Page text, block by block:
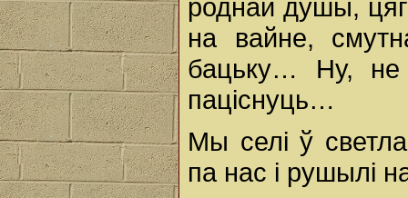
роднай душы,
на вайне,
бацьку… Ну,
паціснуць…
Мы селі ў
па нас і рушылі